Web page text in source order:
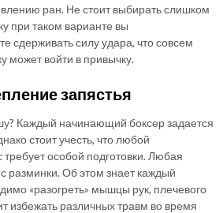
ран. Не стоит выбирать слишком
при таком варианте вы
сдерживать силу удара, что совсем
может войти в привычку.
запястья
Каждый начинающий боксер задается
стоит учесть, что любой
особой подготовки. Любая
разминки. Об этом знает каждый
«разогреть» мышцы рук, плечевого
избежать различных травм во время